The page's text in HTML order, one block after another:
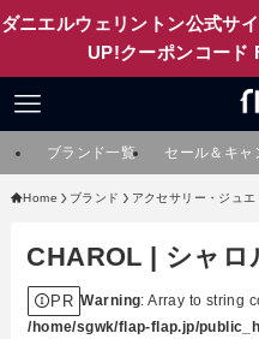
ダニエルウェリントン公式サ
UP!クーポンコード
ブランド一覧 セール＆キャ
Home ブランド アクセサリー・ジュエ
CHAROL | シャロ
PR Warning: Array to string
/home/sgwk/flap-flap.jp/